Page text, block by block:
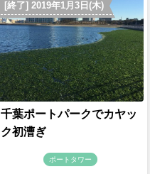
[終了] 2019年1月3日(木)
千葉ポートパークでカヤッ
ク初漕ぎ
ポートタワー